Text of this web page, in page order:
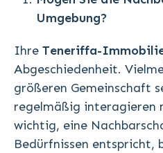
Umgebung?
Ihre Teneriffa-
Abgeschiedenheit.
größeren Gemeinschaft
regelmäßig interagieren
wichtig, eine
Bedürfnissen entspricht,